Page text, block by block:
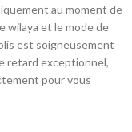
au moment de
wilaya et le mode de
est soigneusement
retard exceptionnel,
pour vous